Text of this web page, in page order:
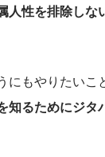
人性を排除しな
にもやりたい
知るためにジタ